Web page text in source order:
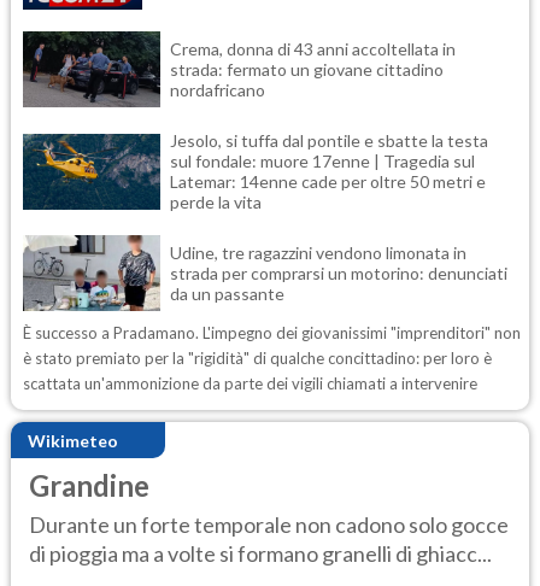
Crema, donna di 43 anni accoltellata in
strada: fermato un giovane cittadino
nordafricano
Jesolo, si tuffa dal pontile e sbatte la testa
sul fondale: muore 17enne | Tragedia sul
Latemar: 14enne cade per oltre 50 metri e
perde la vita
Udine, tre ragazzini vendono limonata in
strada per comprarsi un motorino: denunciati
da un passante
È successo a Pradamano. L'impegno dei giovanissimi "imprenditori" non
è stato premiato per la "rigidità" di qualche concittadino: per loro è
scattata un'ammonizione da parte dei vigili chiamati a intervenire
Wikimeteo
Grandine
Durante un forte temporale non cadono solo gocce
di pioggia ma a volte si formano granelli di ghiacc...